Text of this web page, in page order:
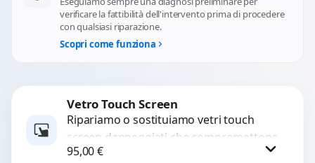
verificare la fattibilità dell'intervento prima di procedere
con qualsiasi riparazione.
Scopri come funziona
Vetro Touch Screen
Ripariamo o sostituiamo vetri touch
screen danneggiati che compromettono
l’uso del dispositivo. Utilizziamo ricambi
95,00€